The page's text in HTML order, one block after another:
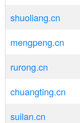
shuoliang.cn
mengpeng.cn
rurong.cn
chuangting.cn
suilan.cn